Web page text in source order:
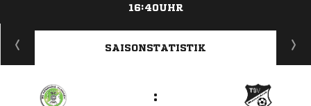
16:40UHR
ANZEIGE
SAISONSTATISTIK
: